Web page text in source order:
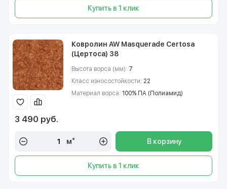
Купить в 1 клик
Ковролин AW Masquerade Certosa
(Цертоса) 38
Высота ворса (мм): 7
Класс износостойкости: 22
Материал ворса: 100% ПА (Полиамид)
3 490 руб.
м² В корзину
Купить в 1 клик